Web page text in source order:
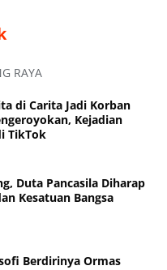
RAYA
di Carita Jadi Korban
Kejadian
TikTok
Duta Pancasila Diharap
Kesatuan Bangsa
Berdirinya Ormas